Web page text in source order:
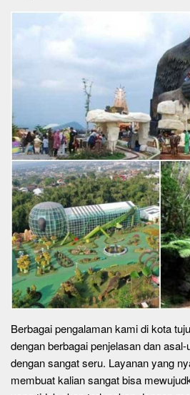
Berbagai pengalaman kami di kota
dengan berbagai penjelasan dan
dengan sangat seru. Layanan yang
membuat kalian sangat bisa